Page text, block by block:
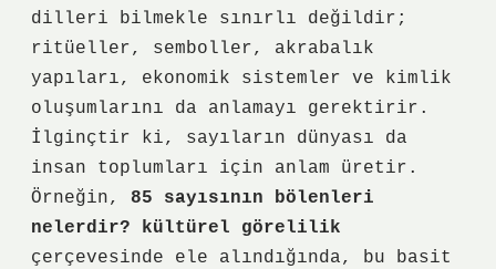
dilleri bilmekle sınırlı değildir;
ritüeller, semboller, akrabalık
yapıları, ekonomik sistemler ve kimlik
oluşumlarını da anlamayı gerektirir.
İlginçtir ki, sayıların dünyası da
insan toplumları için anlam üretir.
Örneğin, 85 sayısının bölenleri
nelerdir? kültürel görelilik
çerçevesinde ele alındığında, bu basit